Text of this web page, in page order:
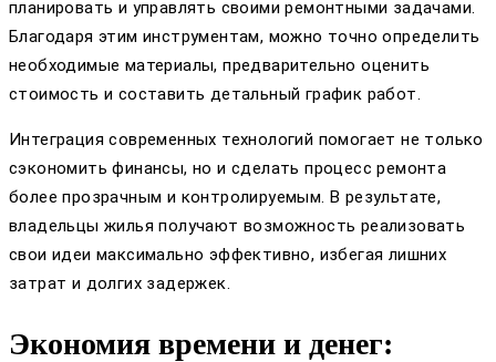
планировать и управлять своими ремонтными задачами.
Благодаря этим инструментам, можно точно определить
необходимые материалы, предварительно оценить
стоимость и составить детальный график работ.
Интеграция современных технологий помогает не только
сэкономить финансы, но и сделать процесс ремонта
более прозрачным и контролируемым. В результате,
владельцы жилья получают возможность реализовать
свои идеи максимально эффективно, избегая лишних
затрат и долгих задержек.
Экономия времени и денег: